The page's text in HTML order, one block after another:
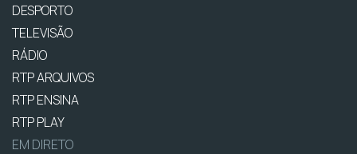
DESPORTO
TELEVISÃO
RÁDIO
RTP ARQUIVOS
RTP ENSINA
RTP PLAY
EM DIRETO